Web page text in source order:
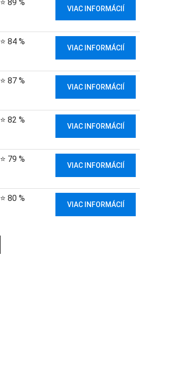
⭐ 89 %
VIAC INFORMÁCIÍ
⭐ 84 %
VIAC INFORMÁCIÍ
⭐ 87 %
VIAC INFORMÁCIÍ
⭐ 82 %
VIAC INFORMÁCIÍ
⭐ 79 %
VIAC INFORMÁCIÍ
⭐ 80 %
VIAC INFORMÁCIÍ